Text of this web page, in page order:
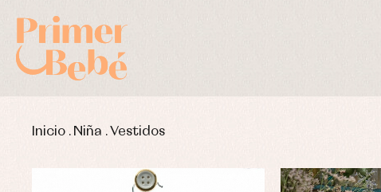
Inicio . Niña .Vestidos